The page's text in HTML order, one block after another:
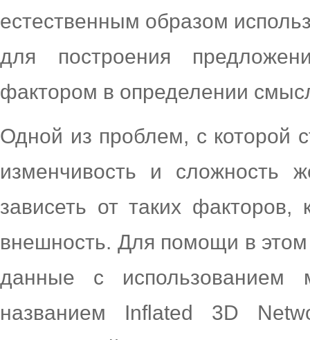
естественным образом
для построения
фактором в определении
Одной из проблем, с которой
изменчивость и сложность
зависеть от таких
внешность. Для помощи в
данные с использованием
названием Inflated 3D